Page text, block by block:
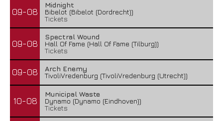
09-08
Midnight
Bibelot (Bibelot (Dordrecht))
Tickets
09-08
Spectral Wound
Hall Of Fame (Hall Of Fame (Tilburg))
Tickets
09-08
Arch Enemy
TivoliVredenburg (TivoliVredenburg (Utrecht))
10-08
Municipal Waste
Dynamo (Dynamo (Eindhoven))
Tickets